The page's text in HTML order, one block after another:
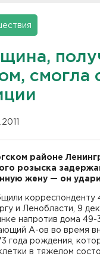
смогла
районе
розыска
жену — он
и Ленобласти, 9
напротив дома
А-ов во время
года рождения,
в тяжелом